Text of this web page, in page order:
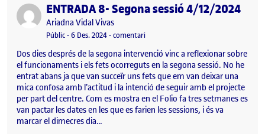
Publicat perENTRADA 8- Segona sessió 4/12/2024
Publicat per
Ariadna Vidal Vivas
Visibilitat:
Públic-Data de publicació
6 Des. 2024-comentariel ENTRADA 8- Segona sessió 4/12/
Dos dies després de la segona intervenció vinc a reflexionar sobre
el funcionaments i els fets ocorreguts en la segona sessió. No he
entrat abans ja que van succeïr uns fets que em van deixar una
mica confosa amb l’actitud i la intenció de seguir amb el projecte
per part del centre. Com es mostra en el Folio fa tres setmanes es
van pactar les dates en les que es farien les sessions, i és va
marcar el dimecres dia…